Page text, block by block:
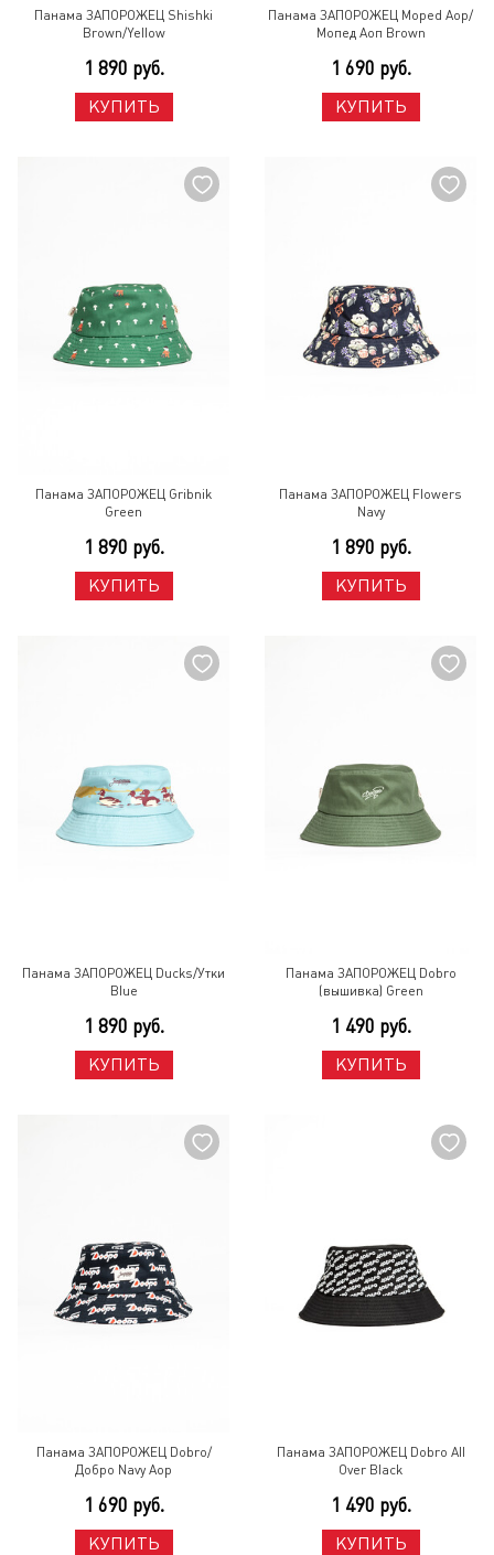
Панама ЗАПОРОЖЕЦ Shishki
Brown/Yellow
1 890 руб.
КУПИТЬ
Панама ЗАПОРОЖЕЦ Moped Aop/
Мопед Аоп Brown
1 690 руб.
КУПИТЬ
Панама ЗАПОРОЖЕЦ Gribnik
Green
1 890 руб.
КУПИТЬ
Панама ЗАПОРОЖЕЦ Flowers
Navy
1 890 руб.
КУПИТЬ
Панама ЗАПОРОЖЕЦ Ducks/Утки
Blue
1 890 руб.
КУПИТЬ
Панама ЗАПОРОЖЕЦ Dobro
(вышивка) Green
1 490 руб.
КУПИТЬ
Панама ЗАПОРОЖЕЦ Dobro/
Добро Navy Aop
1 690 руб.
КУПИТЬ
Панама ЗАПОРОЖЕЦ Dobro All
Over Black
1 490 руб.
КУПИТЬ